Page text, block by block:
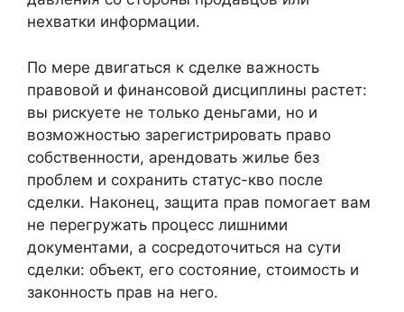
нехватки информации.
По мере двигаться к сделке важность
правовой и финансовой дисциплины растет:
вы рискуете не только деньгами, но и
возможностью зарегистрировать право
собственности, арендовать жилье без
проблем и сохранить статус-кво после
сделки. Наконец, защита прав помогает вам
не перегружать процесс лишними
документами, а сосредоточиться на сути
сделки: объект, его состояние, стоимость и
законность прав на него.